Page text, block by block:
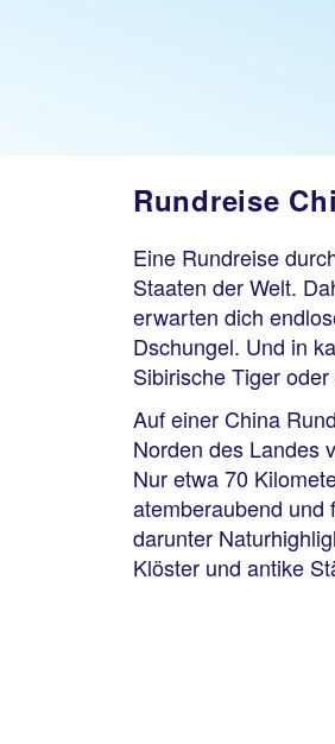
Rundreise
Eine Rundreise
Staaten der Welt.
erwarten dich
Dschungel. Und in
Sibirische Tiger
Auf einer China
Norden des Landes
Nur etwa 70
atemberaubend und
darunter
Klöster und antike